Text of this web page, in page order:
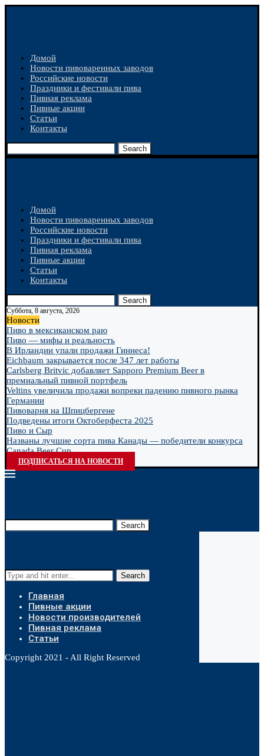
Домой
Новости пивоваренных заводов
Российские новости
Праздники и фестивали пива
Пивная реклама
Пивные акции
Статьи
Контакты
Search
Домой
Новости пивоваренных заводов
Российские новости
Праздники и фестивали пива
Пивная реклама
Пивные акции
Статьи
Контакты
Search
Суббота, 8 августа, 2026
Новости
Пиво в мексиканском раю
Пиво — мифы и реальность
В Ирландии упали продажи Гиннеса!
Eichbaum закрывается после 347 лет работы
Carlsberg Britvic добавляет Sapporo Premium Beer в
премиальный пивной портфель
Veltins увеличила продажи вопреки падению пивного рынка
Германии
Пивоварня на Шпицбергене
Подведены итоги Октоберфеста 2025
Пиво и Сыр
Названы лучшие сорта пива Канады — победители конкурса
Canada Beer Cup...
ПОДПИСАТЬСЯ НА НОВОСТИ
Search
Search
Главная
Пивные акции
Новости производителей
Пивная реклама
Статьи
Copyright 2021 - All Right Reserved